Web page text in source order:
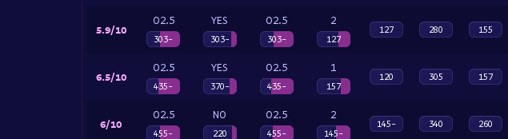
155
280
127
2
127
O2.5
-303
YES
-303
O2.5
-303
5.9/10
157
305
120
1
157
O2.5
-435
YES
-370
O2.5
-435
6.5/10
260
340
-145
2
-145
O2.5
-455
NO
220
O2.5
-455
6/10